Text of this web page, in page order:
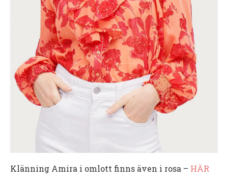
Klänning Amira i omlott finns även i rosa – HÄR